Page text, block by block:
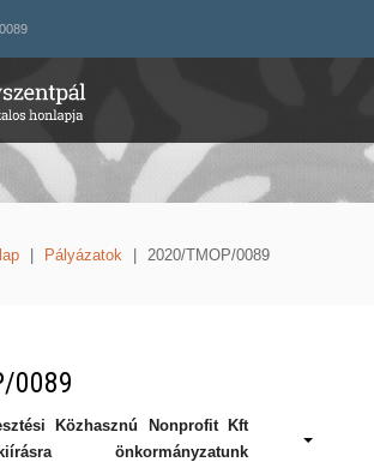
Pályázatok 2020/TMOP/0089
0089
Közhasznú Nonprofit Kft
önkormányzatunk